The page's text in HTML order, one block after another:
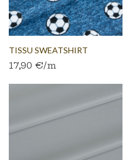
TISSU SWEATSHIRT
BROSSÉ...
17,90 €/m